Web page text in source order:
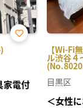
お気
家電付
【Wi-Fi
ル渋谷４
目黒区
＜女性